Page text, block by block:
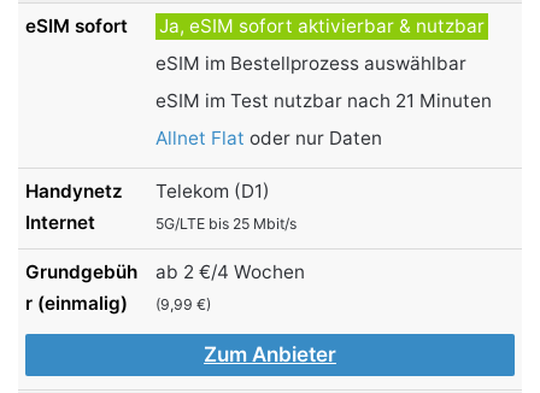
Ja, eSIM sofort aktivierbar & nutzbar
eSIM im Bestellprozess auswählbar
eSIM im Test nutzbar nach 21 Minuten
Allnet Flat oder nur Daten
Telekom (D1)
5G/LTE bis 25 Mbit/s
ab 2 €/4 Wochen
(9,99 €)
Zum Anbieter